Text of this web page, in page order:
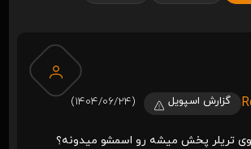
گزارش اسپویل (1404/06/24)
تریلر پخش میشه رو اسمشو میدونه؟